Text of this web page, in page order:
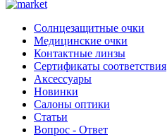
Солнцезащитные очки
Медицинские очки
Контактные линзы
Сертификаты соответствия
Аксессуары
Новинки
Салоны оптики
Статьи
Вопрос - Ответ